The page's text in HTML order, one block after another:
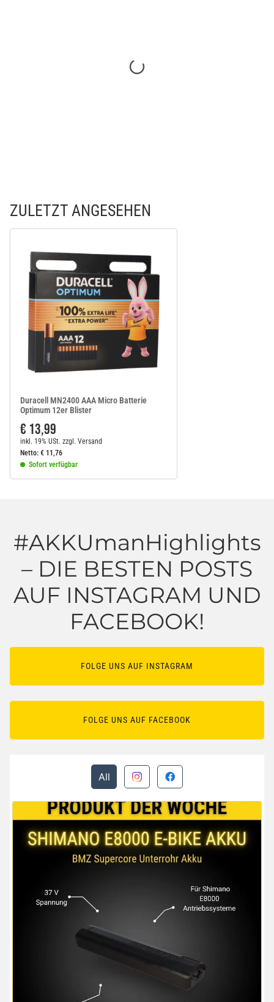
ZULETZT ANGESEHEN
Duracell MN2400 AAA Micro Batterie
Optimum 12er Blister
€ 13,99
inkl. 19% USt. zzgl. Versand
Netto: € 11,76
Sofort verfügbar
#AKKUmanHighlights
– DIE BESTEN POSTS
AUF INSTAGRAM UND
FACEBOOK!
FOLGE UNS AUF INSTAGRAM
FOLGE UNS AUF FACEBOOK